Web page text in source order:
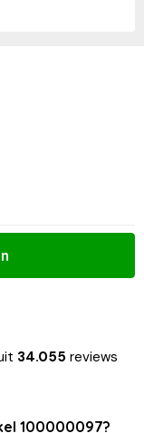
34.055 reviews
100000097?